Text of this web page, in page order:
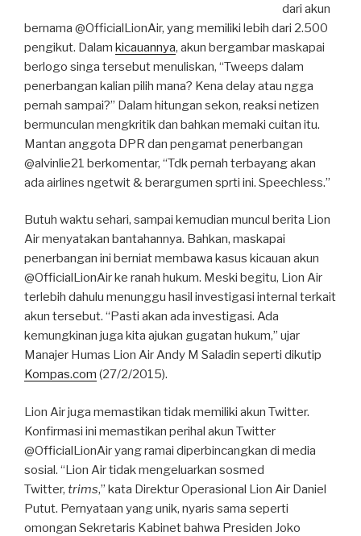
dari akun
bernama @OfficialLionAir, yang memiliki lebih dari 2.500
pengikut. Dalam kicauannya, akun bergambar maskapai
berlogo singa tersebut menuliskan, “Tweeps dalam
penerbangan kalian pilih mana? Kena delay atau ngga
pernah sampai?” Dalam hitungan sekon, reaksi netizen
bermunculan mengkritik dan bahkan memaki cuitan itu.
Mantan anggota DPR dan pengamat penerbangan
@alvinlie21 berkomentar, “Tdk pernah terbayang akan
ada airlines ngetwit & berargumen sprti ini. Speechless.”
Butuh waktu sehari, sampai kemudian muncul berita Lion
Air menyatakan bantahannya. Bahkan, maskapai
penerbangan ini berniat membawa kasus kicauan akun
@OfficialLionAir ke ranah hukum. Meski begitu, Lion Air
terlebih dahulu menunggu hasil investigasi internal terkait
akun tersebut. “Pasti akan ada investigasi. Ada
kemungkinan juga kita ajukan gugatan hukum,” ujar
Manajer Humas Lion Air Andy M Saladin seperti dikutip
Kompas.com (27/2/2015).
Lion Air juga memastikan tidak memiliki akun Twitter.
Konfirmasi ini memastikan perihal akun Twitter
@OfficialLionAir yang ramai diperbincangkan di media
sosial. “Lion Air tidak mengeluarkan sosmed
Twitter, trims,” kata Direktur Operasional Lion Air Daniel
Putut. Pernyataan yang unik, nyaris sama seperti
omongan Sekretaris Kabinet bahwa Presiden Joko